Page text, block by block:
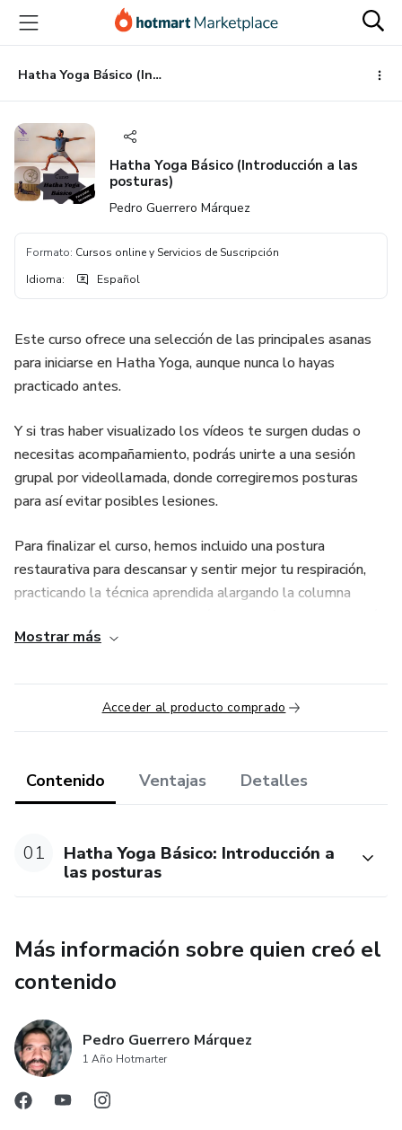
principal
página
de
página
Hatha Yoga Básico (Introducción a las posturas)
Hatha Yoga Básico (Introducción a las
posturas)
Pedro Guerrero Márquez
Formato: Cursos online y Servicios de Suscripción
Idioma: Español
Este curso ofrece una selección de las principales asanas
para iniciarse en Hatha Yoga, aunque nunca lo hayas
practicado antes.
Y si tras haber visualizado los vídeos te surgen dudas o
necesitas acompañamiento, podrás unirte a una sesión
grupal por videollamada, donde corregiremos posturas
para así evitar posibles lesiones.
Para finalizar el curso, hemos incluido una postura
restaurativa para descansar y sentir mejor tu respiración,
practicando la técnica aprendida alargando la columna
y el cerebro a través de la médula espinal.
Con la práctica de Hatha Yoga notarás alivio en dolores de
espalda y tensión muscular, apreciarás un cambio en tu
estado físico, con un cuerpo más tonificado y serás
traducirá en una mejora de tus patrones de sueño.
secuencia (saludo al sol A) y una postura restaurativa,
además de la sesión por videollamada.
Mostrar más
Acceder al producto comprado
Contenido Ventajas Detalles
01
Hatha Yoga Básico: Introducción a
las posturas
Más información sobre quien creó el
contenido
Pedro Guerrero Márquez
1 Año Hotmarter